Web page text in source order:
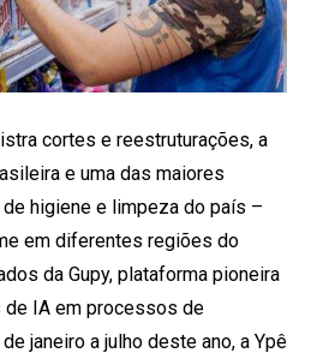
cortes e reestruturações, a
e uma das maiores
higiene e limpeza do país –
em diferentes regiões do
da Gupy, plataforma pioneira
de IA em processos de
janeiro a julho deste ano, a Ypê